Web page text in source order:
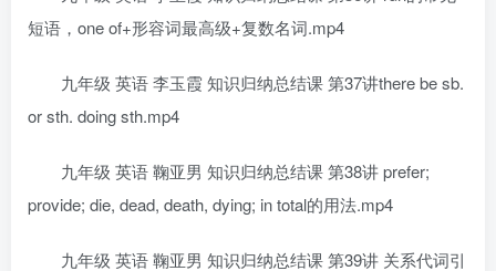
短语，one of+形容词最高级+复数名词.mp4
九年级 英语 李玉霞 知识归纳总结课 第37讲there be sb.
or sth. doing sth.mp4
九年级 英语 鞠亚男 知识归纳总结课 第38讲 prefer;
provide; die, dead, death, dying; in total的用法.mp4
九年级 英语 鞠亚男 知识归纳总结课 第39讲 关系代词引